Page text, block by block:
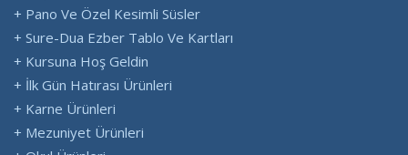
+ Pano Ve Özel Kesimli Süsler
+ Sure-Dua Ezber Tablo Ve Kartları
+ Kursuna Hoş Geldin
+ İlk Gün Hatırası Ürünleri
+ Karne Ürünleri
+ Mezuniyet Ürünleri